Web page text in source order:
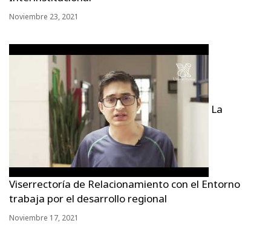
Noviembre 23, 2021
La
Viserrectoría de Relacionamiento con el Entorno
trabaja por el desarrollo regional
Noviembre 17, 2021